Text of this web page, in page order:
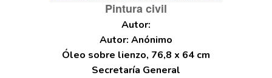
Pintura civil
Autor: Anónimo
Óleo sobre lienzo, 76,8 x 64 cm
Secretaría General